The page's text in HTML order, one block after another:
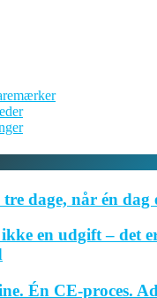
dage, når én dag
en udgift – det
Én CE-proces.